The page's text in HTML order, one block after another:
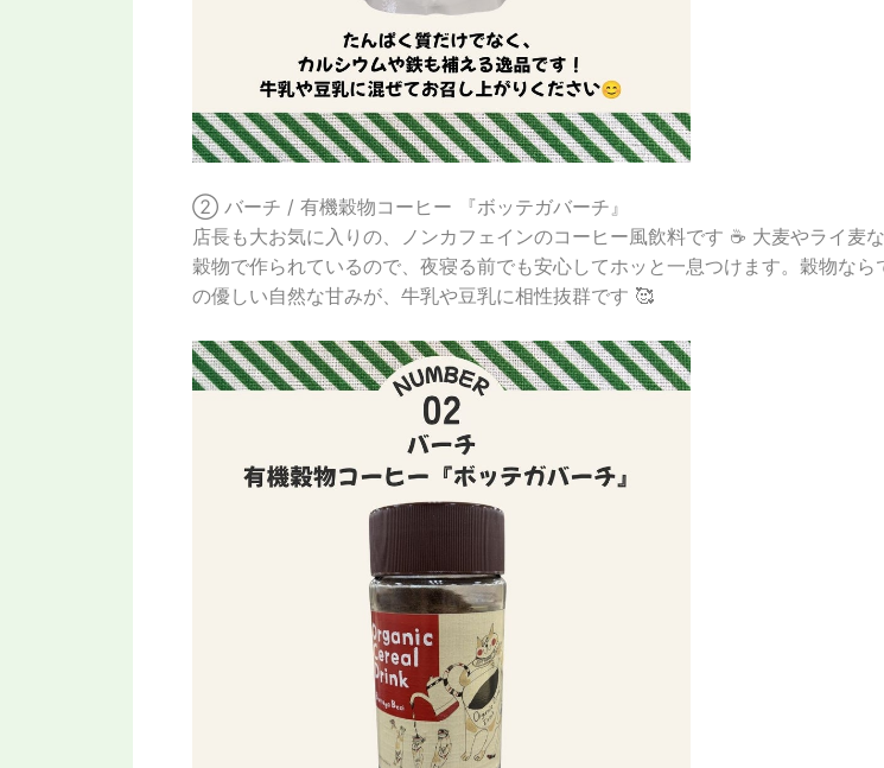
② バーチ / 有機穀物コーヒー 『ボッテガバーチ』
店長も大お気に入りの、ノンカフェインのコーヒー風飲料です ☕️ 大麦やライ麦
穀物で作られているので、夜寝る前でも安心してホッと一息つけます。穀物なら
の優しい自然な甘みが、牛乳や豆乳に相性抜群です 🥰